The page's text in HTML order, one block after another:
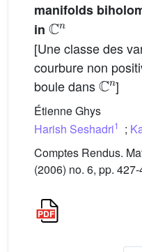
manifolds
in
Cn
[Une classe des
courbure non
boule dansCn]
Étienne Ghys
Harish Seshadri1 ;
Comptes Rendus.
(2006) no. 6, pp.